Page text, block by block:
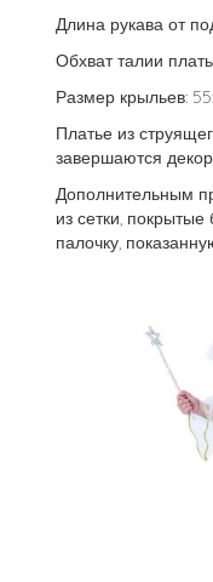
Длина рукава от
Обхват талии
Размер крыльев:
Платье из
завершаются
Дополнительным
из сетки,
палочку,